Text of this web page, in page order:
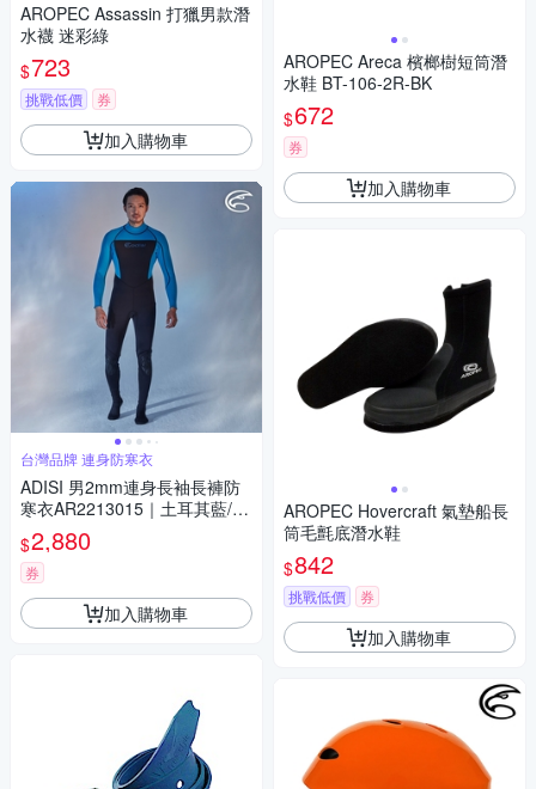
AROPEC Assassin 打獵男款潛
水襪 迷彩綠
$723
挑戰低價 券
加入購物車
台灣品牌 連身防寒衣
ADISI 男2mm連身長袖長褲防
寒衣AR2213015｜土耳其藍/黑
色
$2,880
券
加入購物車
AROPEC Areca 檳榔樹短筒潛
水鞋 BT-106-2R-BK
$672
券
加入購物車
AROPEC Hovercraft 氣墊船長
筒毛氈底潛水鞋
$842
挑戰低價 券
加入購物車